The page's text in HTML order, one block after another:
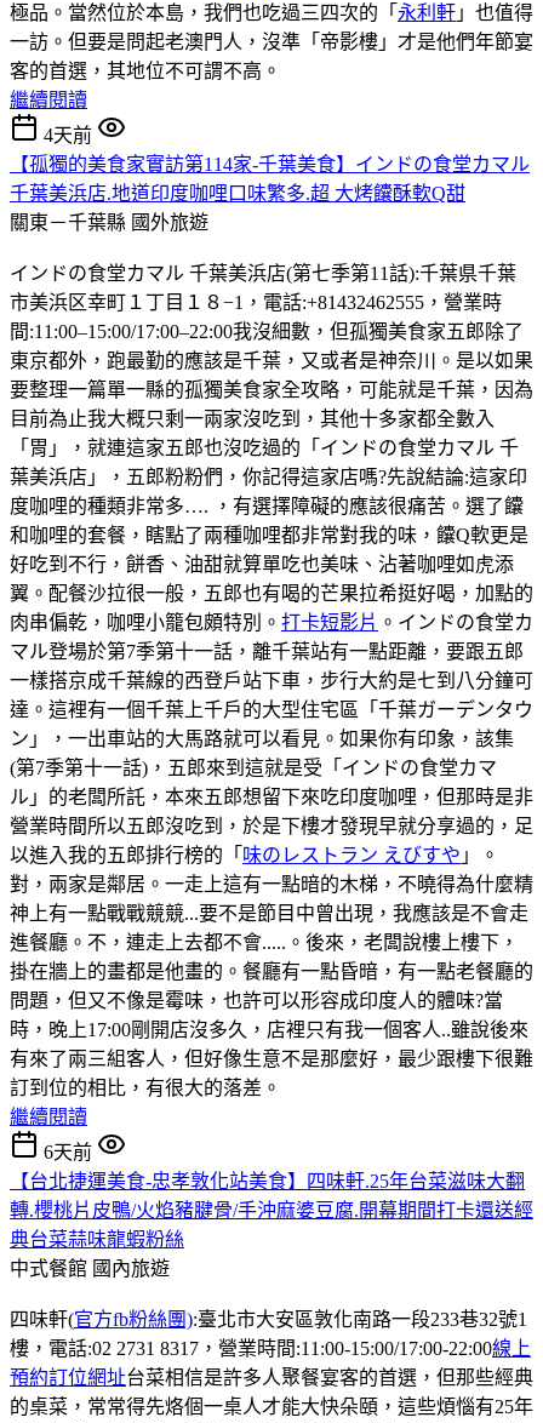
極品。當然位於本島，我們也吃過三四次的「 永利軒 」也值得
一訪。但要是問起老澳門人，沒準「帝影樓」才是他們年節宴
客的首選，其地位不可謂不高。
繼續閱讀
4天前
【孤獨的美食家實訪第114家-千葉美食】インドの食堂カマル
千葉美浜店.地道印度咖哩口味繁多.超 大烤饢酥軟Q甜
關東－千葉縣 國外旅遊
インドの食堂カマル 千葉美浜店(第七季第11話):千葉県千葉
市美浜区幸町１丁目１８−1，電話:+81432462555，營業時
間:11:00–15:00/17:00–22:00我沒細數，但孤獨美食家五郎除了
東京都外，跑最勤的應該是千葉，又或者是神奈川。是以如果
要整理一篇單一縣的孤獨美食家全攻略，可能就是千葉，因為
目前為止我大概只剩一兩家沒吃到，其他十多家都全數入
「胃」，就連這家五郎也沒吃過的「インドの食堂カマル 千
葉美浜店」，五郎粉粉們，你記得這家店嗎?先說結論:這家印
度咖哩的種類非常多…. ，有選擇障礙的應該很痛苦。選了饢
和咖哩的套餐，瞎點了兩種咖哩都非常對我的味，饢Q軟更是
好吃到不行，餅香、油甜就算單吃也美味、沾著咖哩如虎添
翼。配餐沙拉很一般，五郎也有喝的芒果拉希挺好喝，加點的
肉串偏乾，咖哩小籠包頗特別。 打卡短影片 。インドの食堂カ
マル登場於第7季第十一話，離千葉站有一點距離，要跟五郎
一樣搭京成千葉線的西登戶站下車，步行大約是七到八分鐘可
達。這裡有一個千葉上千戶的大型住宅區「千葉ガーデンタウ
ン」，一出車站的大馬路就可以看見。如果你有印象，該集
(第7季第十一話)，五郎來到這就是受「インドの食堂カマ
ル」的老闆所託，本來五郎想留下來吃印度咖哩，但那時是非
營業時間所以五郎沒吃到，於是下樓才發現早就分享過的，足
以進入我的五郎排行榜的「 味のレストラン えびすや 」。
對，兩家是鄰居。一走上這有一點暗的木梯，不曉得為什麼精
神上有一點戰戰競競...要不是節目中曾出現，我應該是不會走
進餐廳。不，連走上去都不會.....。後來，老闆說樓上樓下，
掛在牆上的畫都是他畫的。餐廳有一點昏暗，有一點老餐廳的
問題，但又不像是霉味，也許可以形容成印度人的體味?當
時，晚上17:00剛開店沒多久，店裡只有我一個客人..雖說後來
有來了兩三組客人，但好像生意不是那麼好，最少跟樓下很難
訂到位的相比，有很大的落差。
繼續閱讀
6天前
【台北捷運美食-忠孝敦化站美食】四味軒.25年台菜滋味大翻
轉.櫻桃片皮鴨/火焰豬腱骨/手沖麻婆豆腐.開幕期間打卡還送經
典台菜蒜味龍蝦粉絲
中式餐館 國內旅遊
四味軒(官方fb粉絲團):臺北市大安區敦化南路一段233巷32號1
樓，電話:02 2731 8317，營業時間:11:00-15:00/17:00-22:00線上
預約訂位網址台菜相信是許多人聚餐宴客的首選，但那些經典
的桌菜，常常得先烙個一桌人才能大快朵頤，這些煩惱有25年